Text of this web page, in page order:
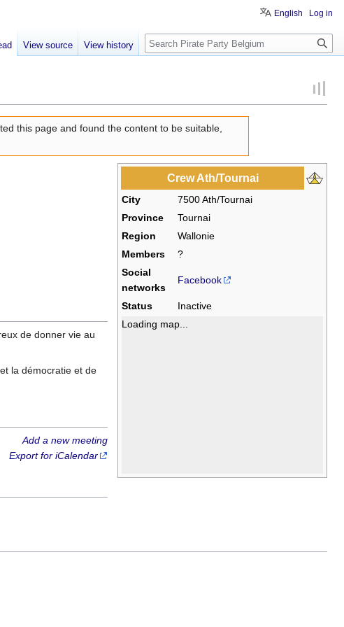
this page and found the content to be suitable,
Crew Ath/Tournai
City
7500 Ath/Tournai
Province
Tournai
Region
Wallonie
Members
?
Social
networks
Facebook
Status
Inactive
Loading map...
de donner vie au
la démocratie et de
Add a new meeting
Export for iCalendar
English Log in
View source View history Search